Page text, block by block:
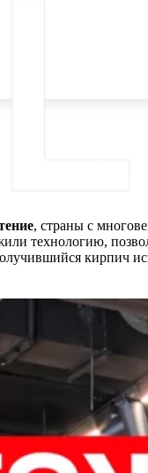
, страны с
технологию,
кирпич